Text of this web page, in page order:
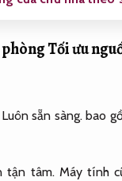
Tối ưu
Luôn sẵn sàng. bao
tận tâm.Máy tính